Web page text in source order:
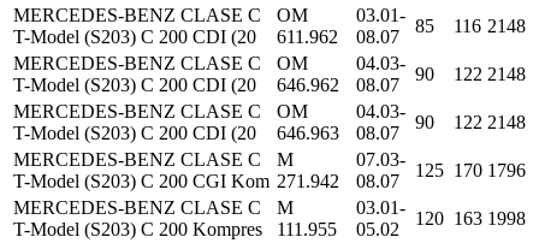
MERCEDES-BENZ CLASE C
T-Model (S203) C 200 CDI (20
OM
611.962
03.01-
08.07
85 116 2148
MERCEDES-BENZ CLASE C
T-Model (S203) C 200 CDI (20
OM
646.962
04.03-
08.07
90 122 2148
MERCEDES-BENZ CLASE C
T-Model (S203) C 200 CDI (20
OM
646.963
04.03-
08.07
90 122 2148
MERCEDES-BENZ CLASE C
T-Model (S203) C 200 CGI Kom
M
271.942
07.03-
08.07
125 170 1796
MERCEDES-BENZ CLASE C
T-Model (S203) C 200 Kompres
M
111.955
03.01-
05.02
120 163 1998